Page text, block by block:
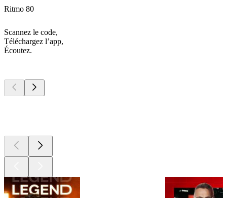
Ritmo 80
Scannez le code,
Téléchargez l’app,
Écoutez.